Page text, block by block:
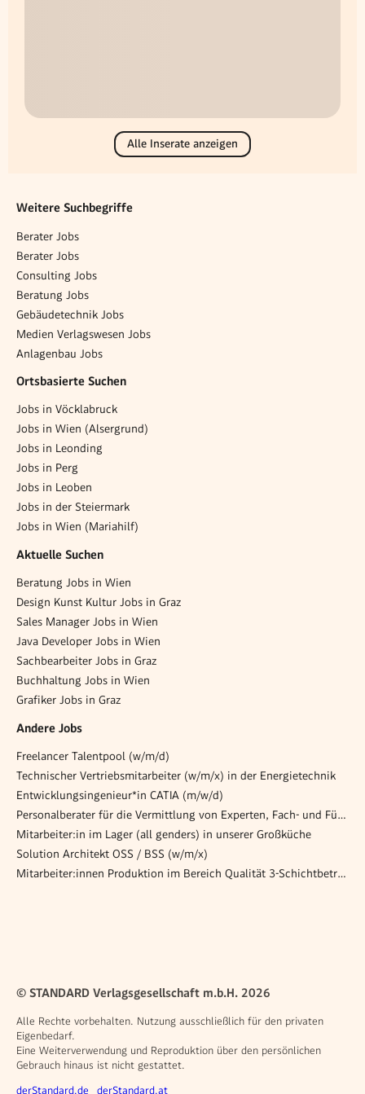
Alle Inserate anzeigen
Weitere Suchbegriffe
Berater Jobs
Berater Jobs
Consulting Jobs
Beratung Jobs
Gebäudetechnik Jobs
Medien Verlagswesen Jobs
Anlagenbau Jobs
Ortsbasierte Suchen
Jobs in Vöcklabruck
Jobs in Wien (Alsergrund)
Jobs in Leonding
Jobs in Perg
Jobs in Leoben
Jobs in der Steiermark
Jobs in Wien (Mariahilf)
Aktuelle Suchen
Beratung Jobs in Wien
Design Kunst Kultur Jobs in Graz
Sales Manager Jobs in Wien
Java Developer Jobs in Wien
Sachbearbeiter Jobs in Graz
Buchhaltung Jobs in Wien
Grafiker Jobs in Graz
Andere Jobs
Freelancer Talentpool (w/m/d)
Technischer Vertriebsmitarbeiter (w/m/x) in der Energietechnik
Entwicklungsingenieur*in CATIA (m/w/d)
Personalberater für die Vermittlung von Experten, Fach- und Führungskräften (m/w/d)
Mitarbeiter:in im Lager (all genders) in unserer Großküche
Solution Architekt OSS / BSS (w/m/x)
Mitarbeiter:innen Produktion im Bereich Qualität 3-Schichtbetrieb im Reinraum
© STANDARD Verlagsgesellschaft m.b.H. 2026
Alle Rechte vorbehalten. Nutzung ausschließlich für den privaten
Eigenbedarf.
Eine Weiterverwendung und Reproduktion über den persönlichen
Gebrauch hinaus ist nicht gestattet.
Weitere Angebote
derStandard.de derStandard.at